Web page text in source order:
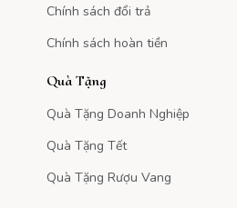
Chính sách đổi trả
Chính sách hoàn tiền
Quà Tặng
Quà Tặng Doanh Nghiệp
Quà Tặng Tết
Quà Tặng Rượu Vang